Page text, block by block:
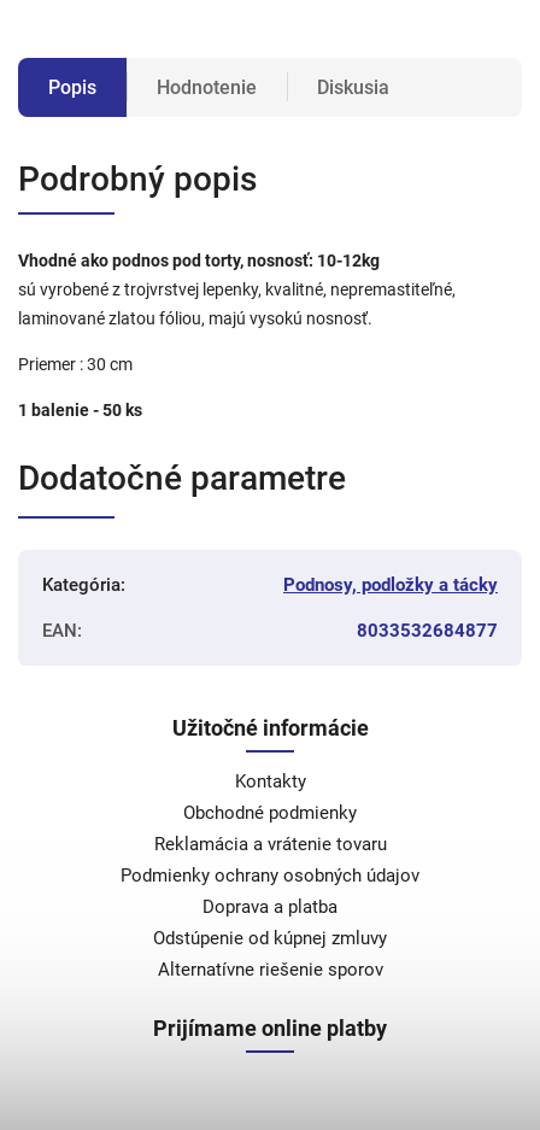
Popis Hodnotenie Diskusia
Podrobný popis
Vhodné ako podnos pod torty, nosnosť: 10-12kg
sú vyrobené z trojvrstvej lepenky, kvalitné, nepremastiteľné,
laminované zlatou fóliou, majú vysokú nosnosť.
Priemer : 30 cm
1 balenie - 50 ks
Dodatočné parametre
Kategória: Podnosy, podložky a tácky
EAN: 8033532684877
Užitočné informácie
Kontakty
Obchodné podmienky
Reklamácia a vrátenie tovaru
Podmienky ochrany osobných údajov
Doprava a platba
Odstúpenie od kúpnej zmluvy
Alternatívne riešenie sporov
Prijímame online platby